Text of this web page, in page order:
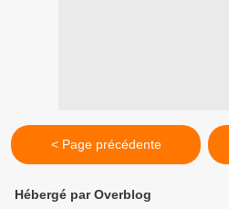
< Page précédente
Hébergé par Overblog